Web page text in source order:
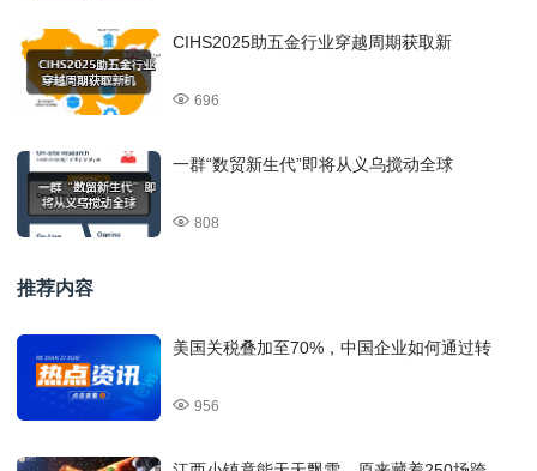
CIHS2025助五金行业穿越周期获取新
696
一群“数贸新生代”即将从义乌搅动全球
808
推荐内容
美国关税叠加至70%，中国企业如何通过转
956